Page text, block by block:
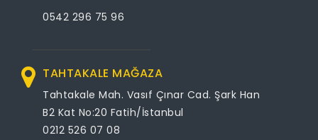
0542 296 75 96
TAHTAKALE MAĞAZA
Tahtakale Mah. Vasıf Çınar Cad. Şark Han
B2 Kat No:20 Fatih/İstanbul
0212 526 07 08